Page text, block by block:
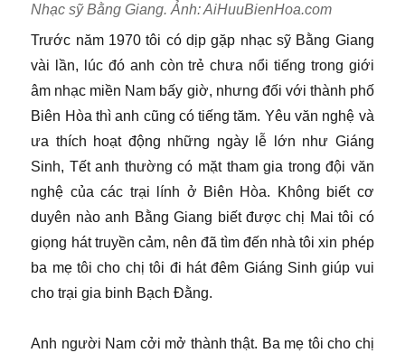
Nhạc sỹ Bằng Giang. Ảnh: AiHuuBienHoa.com
Trước năm 1970 tôi có dịp gặp nhạc sỹ Bằng Giang
vài lần, lúc đó anh còn trẻ chưa nổi tiếng trong giới
âm nhạc miền Nam bấy giờ, nhưng đối với thành phố
Biên Hòa thì anh cũng có tiếng tăm. Yêu văn nghệ và
ưa thích hoạt động những ngày lễ lớn như Giáng
Sinh, Tết anh thường có mặt tham gia trong đội văn
nghệ của các trại lính ở Biên Hòa. Không biết cơ
duyên nào anh Bằng Giang biết được chị Mai tôi có
giọng hát truyền cảm, nên đã tìm đến nhà tôi xin phép
ba mẹ tôi cho chị tôi đi hát đêm Giáng Sinh giúp vui
cho trại gia binh Bạch Đằng.
Anh người Nam cởi mở thành thật. Ba mẹ tôi cho chị